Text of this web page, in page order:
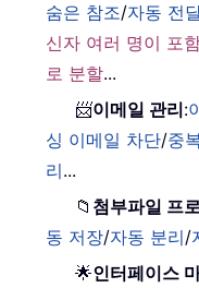
숨은 참조/자동 전
신자 여러 명이 포
로 분할...
📨이메일 관리:
싱 이메일 차단/중
리...
📁 첨부파일 프
동 저장/자동 분리/
🌟인터페이스